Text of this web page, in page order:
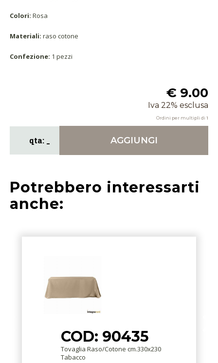
Colori: Rosa
Materiali: raso cotone
Confezione: 1 pezzi
€ 9.00
Iva 22% esclusa
Ordini per multipli di 1
AGGIUNGI
Potrebbero interessarti
anche:
COD: 90435
Tovaglia Raso/Cotone cm.330x230
Tabacco